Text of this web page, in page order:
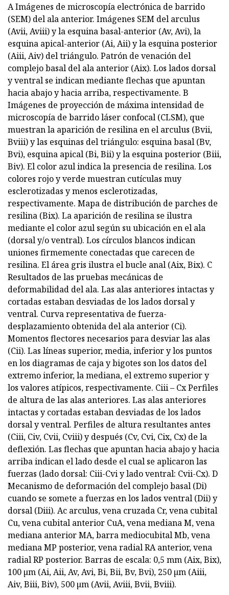
A Imágenes de microscopía electrónica de barrido
(SEM) del ala anterior. Imágenes SEM del arculus
(Avii, Aviii) y la esquina basal-anterior (Av, Avi), la
esquina apical-anterior (Ai, Aii) y la esquina posterior
(Aiii, Aiv) del triángulo. Patrón de venación del
complejo basal del ala anterior (Aix). Los lados dorsal
y ventral se indican mediante flechas que apuntan
hacia abajo y hacia arriba, respectivamente. B
Imágenes de proyección de máxima intensidad de
microscopía de barrido láser confocal (CLSM), que
muestran la aparición de resilina en el arculus (Bvii,
Bviii) y las esquinas del triángulo: esquina basal (Bv,
Bvi), esquina apical (Bi, Bii) y la esquina posterior (Biii,
Biv). El color azul indica la presencia de resilina. Los
colores rojo y verde muestran cutículas muy
esclerotizadas y menos esclerotizadas,
respectivamente. Mapa de distribución de parches de
resilina (Bix). La aparición de resilina se ilustra
mediante el color azul según su ubicación en el ala
(dorsal y/o ventral). Los círculos blancos indican
uniones firmemente conectadas que carecen de
resilina. El área gris ilustra el bucle anal (Aix, Bix). C
Resultados de las pruebas mecánicas de
deformabilidad del ala. Las alas anteriores intactas y
cortadas estaban desviadas de los lados dorsal y
ventral. Curva representativa de fuerza-
desplazamiento obtenida del ala anterior (Ci).
Momentos flectores necesarios para desviar las alas
(Cii). Las líneas superior, media, inferior y los puntos
en los diagramas de caja y bigotes son los datos del
extremo inferior, la mediana, el extremo superior y
los valores atípicos, respectivamente. Ciii – Cx Perfiles
de altura de las alas anteriores. Las alas anteriores
intactas y cortadas estaban desviadas de los lados
dorsal y ventral. Perfiles de altura resultantes antes
(Ciii, Civ, Cvii, Cviii) y después (Cv, Cvi, Cix, Cx) de la
deflexión. Las flechas que apuntan hacia abajo y hacia
arriba indican el lado desde el cual se aplicaron las
fuerzas (lado dorsal: Ciii-Cvi y lado ventral: Cvii-Cx). D
Mecanismo de deformación del complejo basal (Di)
cuando se somete a fuerzas en los lados ventral (Dii) y
dorsal (Diii). Ac arculus, vena cruzada Cr, vena cubital
Cu, vena cubital anterior CuA, vena mediana M, vena
mediana anterior MA, barra mediocubital Mb, vena
mediana MP posterior, vena radial RA anterior, vena
radial RP posterior. Barras de escala: 0,5 mm (Aix, Bix),
100 µm (Ai, Aii, Av, Avi, Bi, Bii, Bv, Bvi), 250 µm (Aiii,
Aiv, Biii, Biv), 500 µm (Avii, Aviii, Bvii, Bviii).